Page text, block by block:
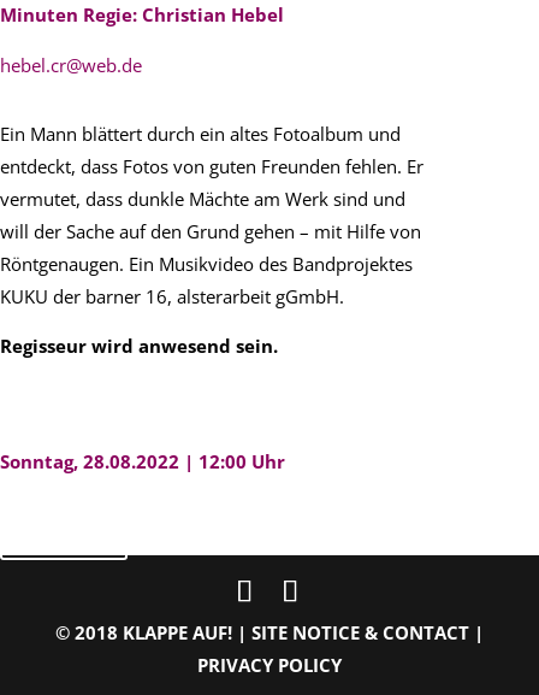
Minuten Regie: Christian Hebel
hebel.cr@web.de
Ein Mann blättert durch ein altes Fotoalbum und
entdeckt, dass Fotos von guten Freunden fehlen. Er
vermutet, dass dunkle Mächte am Werk sind und
will der Sache auf den Grund gehen – mit Hilfe von
Röntgenaugen. Ein Musikvideo des Bandprojektes
KUKU der barner 16, alsterarbeit gGmbH.
Regisseur wird anwesend sein.
Sonntag, 28.08.2022 | 12:00 Uhr
© 2018 KLAPPE AUF! | SITE NOTICE & CONTACT|
PRIVACY POLICY